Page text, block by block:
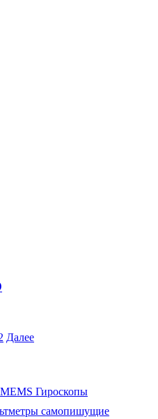
Далее
MEMS Гироскопы
самопишущие